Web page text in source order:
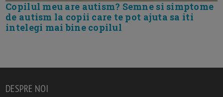
Copilul meu are autism? Semne si simptome
de autism la copii care te pot ajuta sa iti
intelegi mai bine copilul
DESPRE NOI